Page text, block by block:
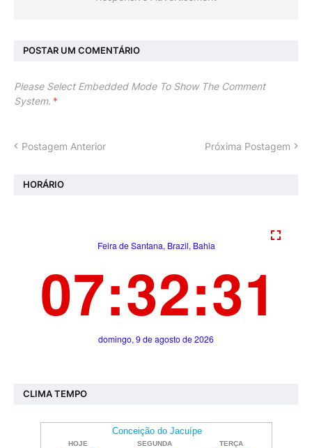
POSTAR UM COMENTÁRIO
Please Select Embedded Mode To Show The Comment
System. *
Postagem Anterior Próxima Postagem
HORÁRIO
CLIMA TEMPO